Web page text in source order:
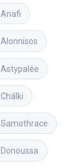
Anafi
Alonnisos
Astypalée
Chálki
Samothrace
Donoussa